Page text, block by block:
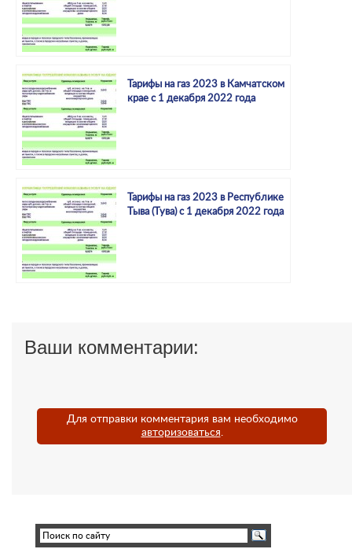
Тарифы на газ 2023 в Камчатском
крае с 1 декабря 2022 года
Тарифы на газ 2023 в Республике
Тыва (Тува) с 1 декабря 2022 года
Ваши комментарии:
Для отправки комментария вам необходимо
авторизоваться.